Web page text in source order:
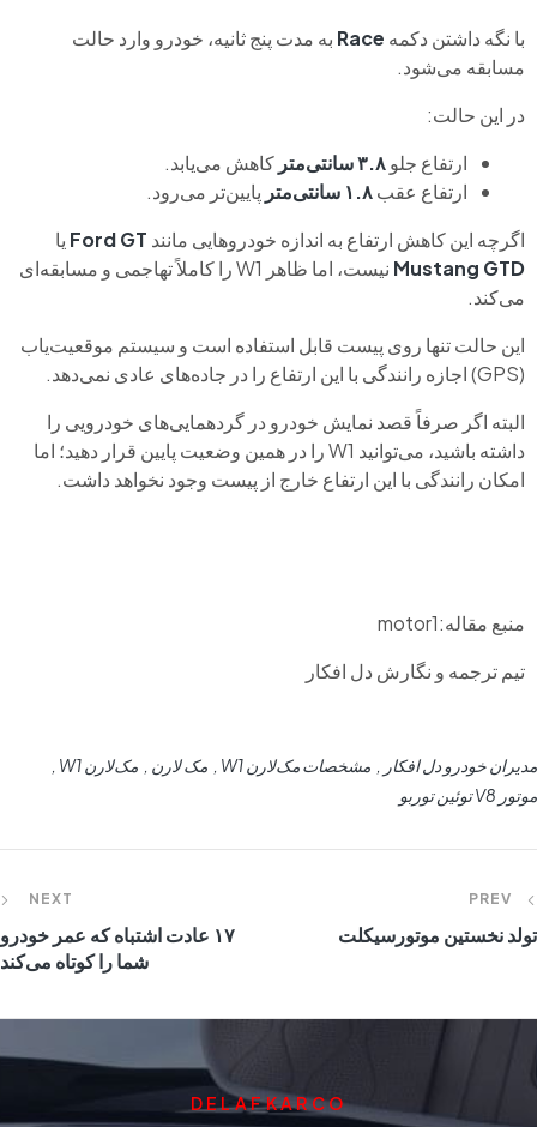
با نگه داشتن دکمه Race به مدت پنج ثانیه، خودرو وارد حالت
مسابقه می‌شود.
در این حالت:
ارتفاع جلو۳.۸ سانتی‌متر
کاهش می‌یابد.
ارتفاع عقب۱.۸ سانتی‌متر
پایین‌تر می‌رود.
اگرچه این کاهش ارتفاع به اندازه خودروهایی مانند Ford GT یا
Mustang GTD
نیست، اما ظاهر W1 را کاملاً تهاجمی و مسابقه‌ای
می‌کند.
این حالت تنها روی پیست قابل استفاده است و سیستم موقعیت‌یاب
(GPS) اجازه رانندگی با این ارتفاع را در جاده‌های عادی نمی‌دهد.
البته اگر صرفاً قصد نمایش خودرو در گردهمایی‌های خودرویی را
داشته باشید، می‌توانید W1 را در همین وضعیت پایین قرار دهید؛ اما
امکان رانندگی با این ارتفاع خارج از پیست وجود نخواهد داشت.
منبع مقاله:motor1
تیم ترجمه و نگارش دل افکار
مدیران خودرو دل افکار مشخصات مک‌لارن W1 مک لارن
مک‌لارن W1
موتور V8 توئین توربو
PREV
تولد نخستین موتورسیکلت
NEXT
۱۷ عادت اشتباه که عمر خودرو
شما را کوتاه می‌کند
DELAFKARCO